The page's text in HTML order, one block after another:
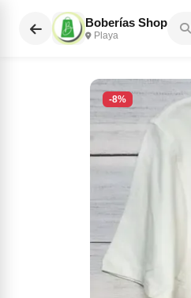
Boberías Shop
Playa
-8%